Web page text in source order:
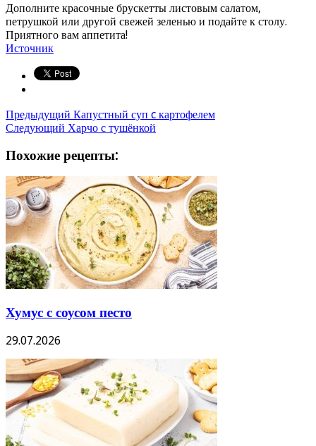
Дополните красочные брускетты листовым салатом,
петрушкой или другой свежей зеленью и подайте к столу.
Приятного вам аппетита!
Источник
Предыдущий Капустный суп c картофелем
Следующий Харчо с тушёнкой
Похожие рецепты:
Хумус с соусом песто
29.07.2026